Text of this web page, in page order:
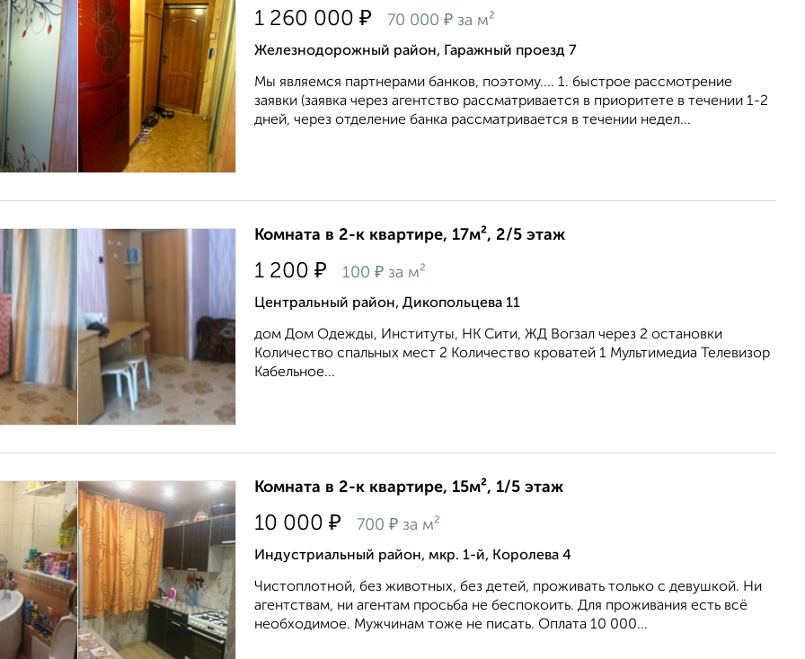
1 260 000 ₽ 70 000 ₽ за м²
Железнодорожный район, Гаражный проезд 7
Мы являемся партнерами банков, поэтому.... 1. быстрое рассмотрение
заявки (заявка через агентство рассматривается в приоритете в течении 1-2
дней, через отделение банка рассматривается в течении недел...
Комната в 2-к квартире, 17м², 2/5 этаж
1 200 ₽ 100 ₽ за м²
Центральный район, Дикопольцева 11
дом Дом Одежды, Институты, НК Сити, ЖД Вогзал через 2 остановки
Количество спальных мест 2 Количество кроватей 1 Мультимедиа Телевизор
Кабельное...
Комната в 2-к квартире, 15м², 1/5 этаж
10 000 ₽ 700 ₽ за м²
Индустриальный район, мкр. 1-й, Королева 4
Чистоплотной, без животных, без детей, проживать только с девушкой. Ни
агентствам, ни агентам просьба не беспокоить. Для проживания есть всё
необходимое. Мужчинам тоже не писать. Оплата 10 000...